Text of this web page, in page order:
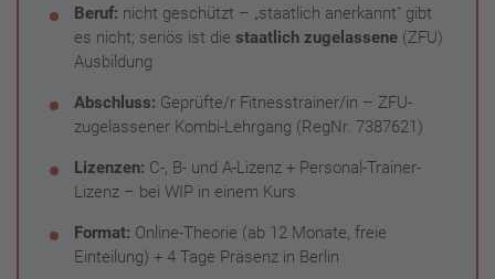
Beruf: nicht geschützt – „staatlich anerkannt" gibt
es nicht; seriös ist die staatlich zugelassene (ZFU)
Ausbildung
Abschluss: Geprüfte/r Fitnesstrainer/in – ZFU-
zugelassener Kombi-Lehrgang (RegNr. 7387621)
Lizenzen: C-, B- und A-Lizenz + Personal-Trainer-
Lizenz – bei WIP in einem Kurs
Format: Online-Theorie (ab 12 Monate, freie
Einteilung) + 4 Tage Präsenz in Berlin